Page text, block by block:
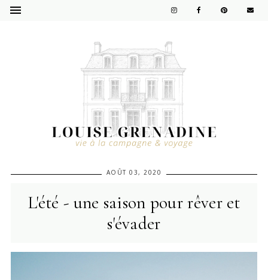
AOÛT 03, 2020
L'été - une saison pour rêver et
s'évader